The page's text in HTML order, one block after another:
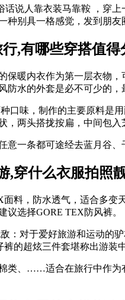
话说人靠衣装马靠鞍 ，穿
种别具一格感觉，发到朋
,有哪些穿搭值得
保暖内衣作为第一层衣物
防水的外套是必不可少的
口味，制作的主要原料是
，两头搭拢按扁，中间包
意一条都可途经去蓝月谷
,穿什么衣服拍照
料，防水透气，适合多
议选择GORE TEX防风裤。
：对于爱好旅游和运动的
的超炫三件套堪称出游装
类、……适合在旅行中作